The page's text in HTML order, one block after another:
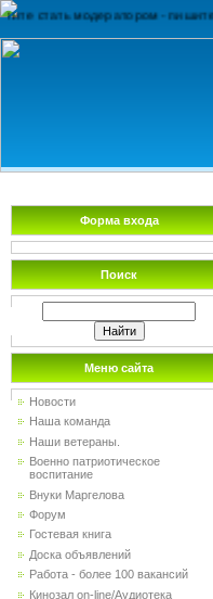
модератором - пишите
Форма входа
Поиск
Меню сайта
Новости
Наша команда
Наши ветераны.
Военно патриотическое
воспитание
Внуки Маргелова
Форум
Гостевая книга
Доска объявлений
Работа - более 100 вакансий
Кинозал on-line/Аудиотека